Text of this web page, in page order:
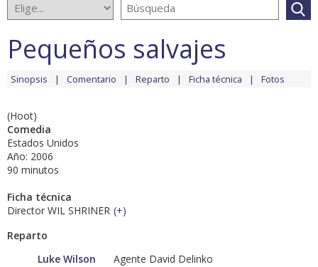
Pequeños salvajes
Sinopsis Comentario Reparto Ficha técnica Fotos
(Hoot)
Comedia
Estados Unidos
Año: 2006
90 minutos
Ficha técnica
Director WIL SHRINER (+)
Reparto
Luke Wilson
Agente David Delinko